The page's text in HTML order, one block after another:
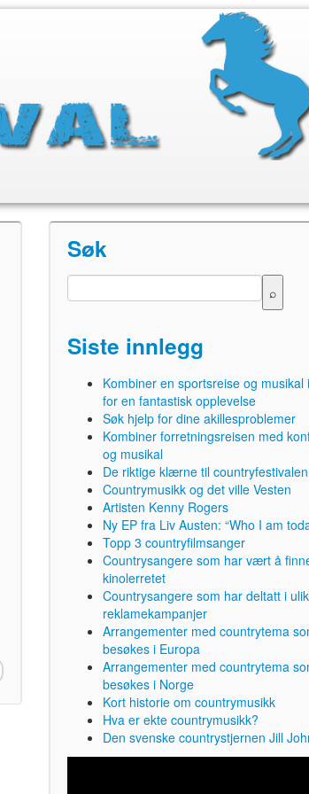
Søk
Siste innlegg
Kombiner en sportsreise og musikal
for en fantastisk opplevelse
Søk hjelp for dine akillesproblemer
Kombiner forretningsreisen med
og musikal
De riktige klærne til countryfestivalen
Countrymusikk og det ville Vesten
Artisten Kenny Rogers
Ny EP fra Liv Austen: “Who I am
Topp 3 countryfilmsanger
Countrysangere som har vært å
kinolerretet
Countrysangere som har deltatt i
reklamekampanjer
Arrangementer med countrytema
besøkes i Europa
Arrangementer med countrytema
besøkes i Norge
Kort historie om countrymusikk
Hva er ekte countrymusikk?
Den svenske countrystjernen Jill